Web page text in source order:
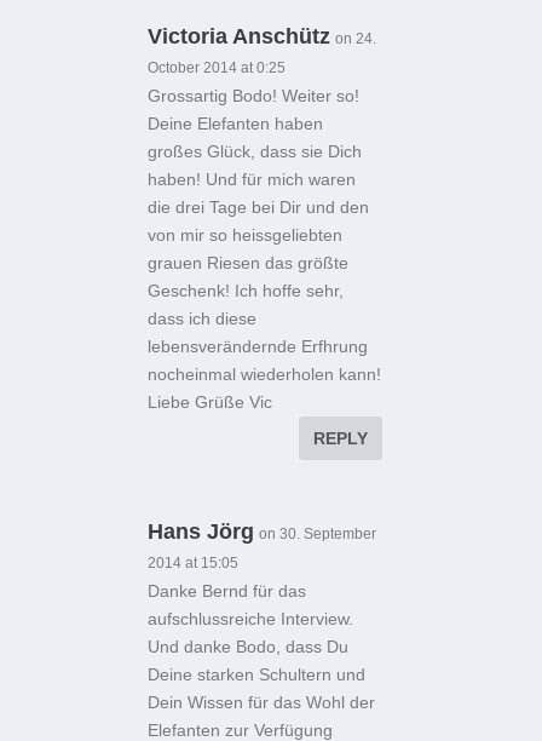
Victoria Anschütz on 24.
October 2014 at 0:25
Grossartig Bodo! Weiter so!
Deine Elefanten haben
großes Glück, dass sie Dich
haben! Und für mich waren
die drei Tage bei Dir und den
von mir so heissgeliebten
grauen Riesen das größte
Geschenk! Ich hoffe sehr,
dass ich diese
lebensverändernde Erfhrung
nocheinmal wiederholen kann!
Liebe Grüße Vic
REPLY
Hans Jörg on 30. September
2014 at 15:05
Danke Bernd für das
aufschlussreiche Interview.
Und danke Bodo, dass Du
Deine starken Schultern und
Dein Wissen für das Wohl der
Elefanten zur Verfügung